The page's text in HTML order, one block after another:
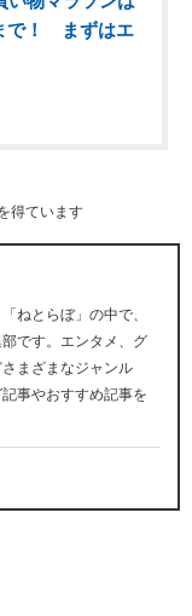
で！ まずはエ
得ています
ねとらぼ」の中で、
です。エンタメ、グ
まざまなジャンル
事やおすすめ記事を